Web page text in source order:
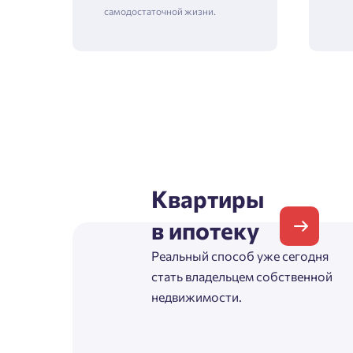
самодостаточной жизни.
Квартиры
в ипотеку
Реальный способ уже сегодня
стать владельцем собственной
недвижимости.
Фамилия